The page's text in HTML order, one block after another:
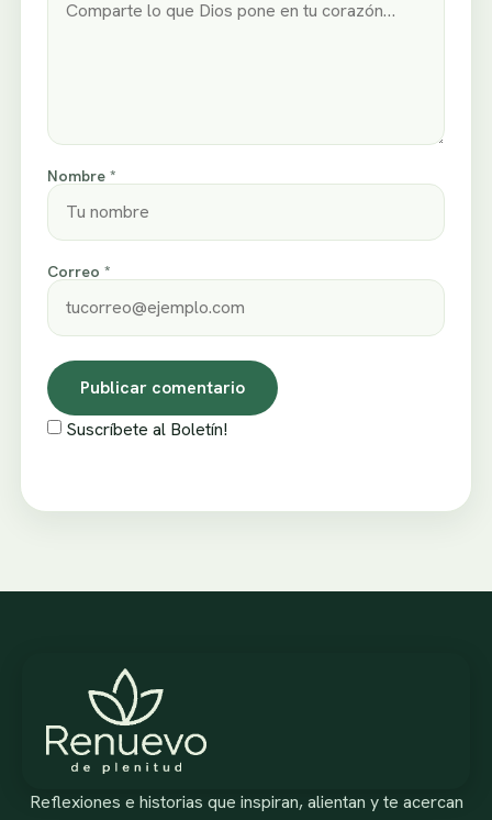
Nombre *
Correo *
Suscríbete al Boletín!
Reflexiones e historias que inspiran, alientan y te acercan